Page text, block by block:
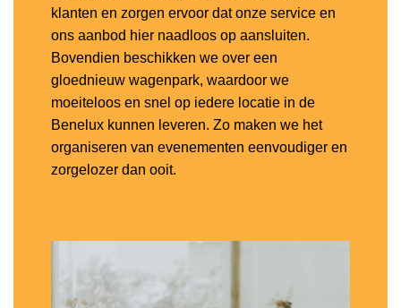
klanten en zorgen ervoor dat onze service en
ons aanbod hier naadloos op aansluiten.
Bovendien beschikken we over een
gloednieuw wagenpark, waardoor we
moeiteloos en snel op iedere locatie in de
Benelux kunnen leveren. Zo maken we het
organiseren van evenementen eenvoudiger en
zorgelozer dan ooit.